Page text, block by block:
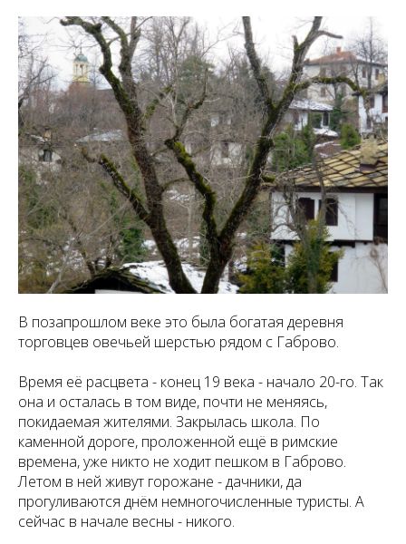
В позапрошлом веке это была богатая деревня
торговцев овечьей шерстью рядом с Габрово.
Время её расцвета - конец 19 века - начало 20-го. Так
она и осталась в том виде, почти не меняясь,
покидаемая жителями. Закрылась школа. По
каменной дороге, проложенной ещё в римские
времена, уже никто не ходит пешком в Габрово.
Летом в ней живут горожане - дачники, да
прогуливаются днём немногочисленные туристы. А
сейчас в начале весны - никого.